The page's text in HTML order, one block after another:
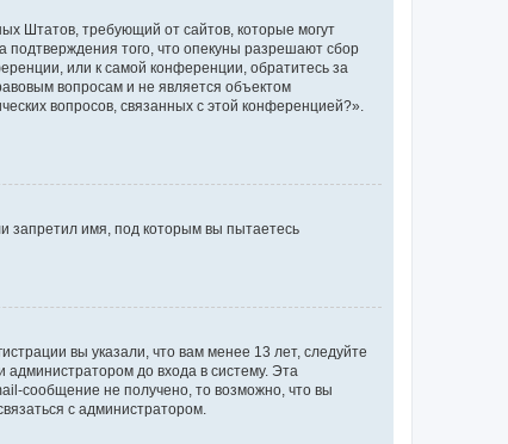
Штатов, требующий от сайтов, которые могут
того, что опекуны разрешают сбор
или к самой конференции, обратитесь за
вопросам и не является объектом
вопросов, связанных с этой конференцией?».
запретил имя, под которым вы пытаетесь
вы указали, что вам менее 13 лет, следуйте
до входа в систему. Эта
сообщение не получено, то возможно, что вы
с администратором.